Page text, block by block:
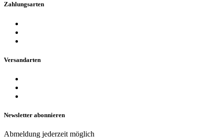
Zahlungsarten
Versandarten
Newsletter abonnieren
Abmeldung jederzeit möglich